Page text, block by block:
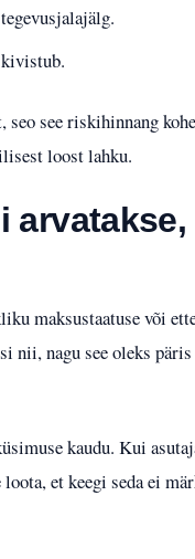
see riskihinnang
loost lahku.
maksustaatuse või
nii, nagu see oleks
kaudu. Kui
et keegi seda ei